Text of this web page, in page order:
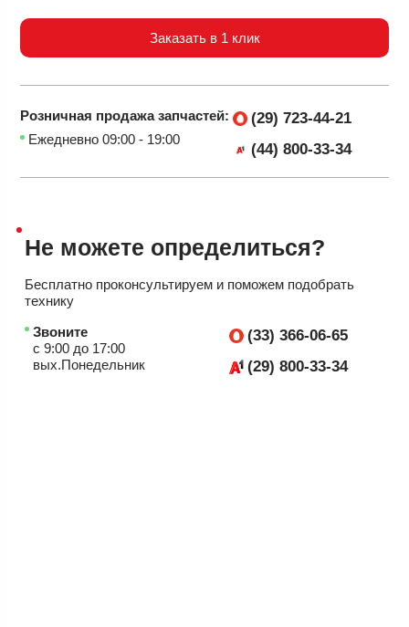
Заказать в 1 клик
Розничная продажазапчастей:
Ежедневно 09:00 - 19:00
(29) 723-44-21
(44) 800-33-34
Не можете определиться?
Бесплатно проконсультируем и поможем подобрать
технику
Звоните
с 9:00 до 17:00
вых.Понедельник
(33) 366-06-65
(29) 800-33-34